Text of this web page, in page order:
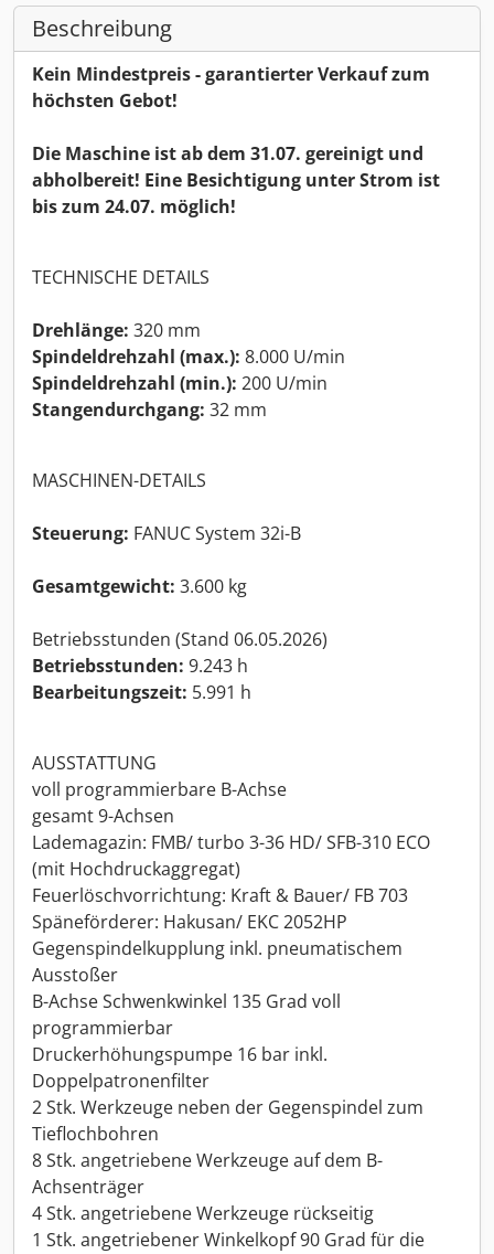
Beschreibung
Kein Mindestpreis - garantierter Verkauf zum
höchsten Gebot!
Die Maschine ist ab dem 31.07. gereinigt und
abholbereit! Eine Besichtigung unter Strom ist
bis zum 24.07. möglich!
TECHNISCHE DETAILS
Drehlänge: 320 mm
Spindeldrehzahl (max.): 8.000 U/min
Spindeldrehzahl (min.): 200 U/min
Stangendurchgang: 32 mm
MASCHINEN-DETAILS
Steuerung: FANUC System 32i-B
Gesamtgewicht: 3.600 kg
Betriebsstunden (Stand 06.05.2026)
Betriebsstunden: 9.243 h
Bearbeitungszeit: 5.991 h
AUSSTATTUNG
voll programmierbare B-Achse
gesamt 9-Achsen
Lademagazin: FMB/ turbo 3-36 HD/ SFB-310 ECO
(mit Hochdruckaggregat)
Feuerlöschvorrichtung: Kraft & Bauer/ FB 703
Späneförderer: Hakusan/ EKC 2052HP
Gegenspindelkupplung inkl. pneumatischem
Ausstoßer
B-Achse Schwenkwinkel 135 Grad voll
programmierbar
Druckerhöhungspumpe 16 bar inkl.
Doppelpatronenfilter
2 Stk. Werkzeuge neben der Gegenspindel zum
Tieflochbohren
8 Stk. angetriebene Werkzeuge auf dem B-
Achsenträger
4 Stk. angetriebene Werkzeuge rückseitig
1 Stk. angetriebener Winkelkopf 90 Grad für die